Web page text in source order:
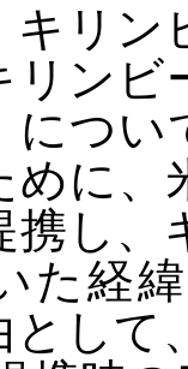
キリ
リン
につ
めに、
携し
た経
として